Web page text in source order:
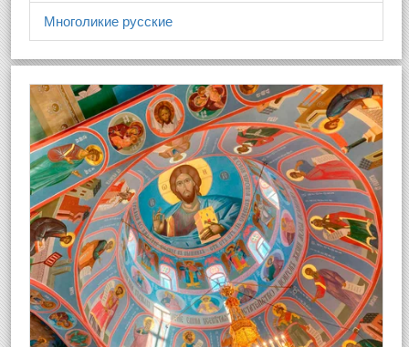
Многоликие русские